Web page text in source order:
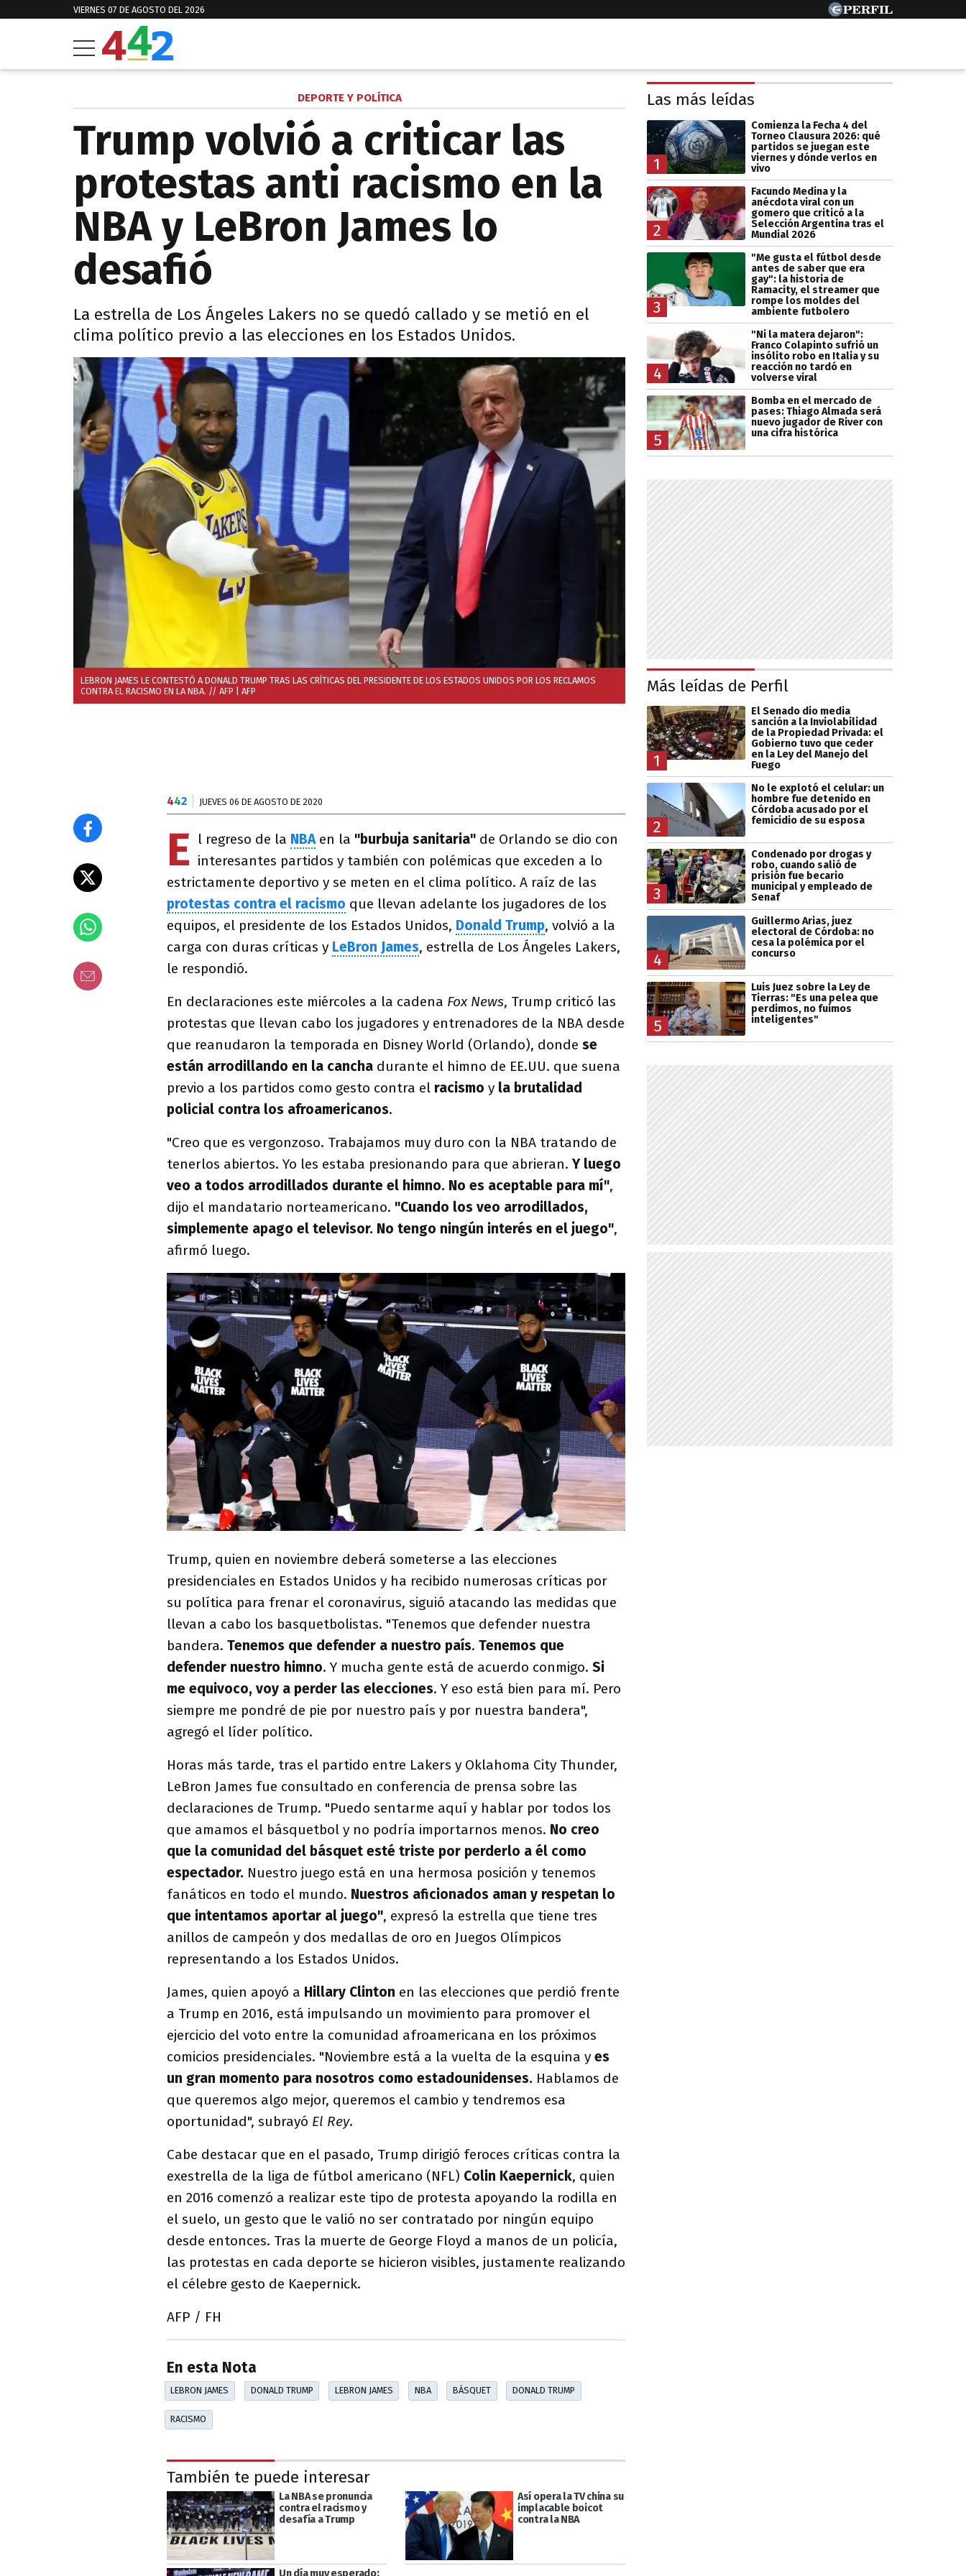
VIERNES 07 DE AGOSTO DEL 2026
DEPORTE Y POLÍTICA
Trump volvió a criticar las
protestas anti racismo en la
NBA y LeBron James lo
desafió
La estrella de Los Ángeles Lakers no se quedó callado y se metió en el
clima político previo a las elecciones en los Estados Unidos.
LEBRON JAMES LE CONTESTÓ A DONALD TRUMP TRAS LAS CRÍTICAS DEL PRESIDENTE DE LOS ESTADOS UNIDOS POR LOS RECLAMOS
CONTRA EL RACISMO EN LA NBA. // AFP | AFP
442 JUEVES 06 DE AGOSTO DE 2020
E l regreso de la NBA en la "burbuja sanitaria" de Orlando se dio con
interesantes partidos y también con polémicas que exceden a lo
estrictamente deportivo y se meten en el clima político. A raíz de las
protestas contra el racismo que llevan adelante los jugadores de los
equipos, el presidente de los Estados Unidos, Donald Trump, volvió a la
carga con duras críticas y LeBron James, estrella de Los Ángeles Lakers,
le respondió.
En declaraciones este miércoles a la cadena Fox News, Trump criticó las
protestas que llevan cabo los jugadores y entrenadores de la NBA desde
que reanudaron la temporada en Disney World (Orlando), donde se
están arrodillando en la cancha durante el himno de EE.UU. que suena
previo a los partidos como gesto contra el racismo y la brutalidad
policial contra los afroamericanos.
"Creo que es vergonzoso. Trabajamos muy duro con la NBA tratando de
tenerlos abiertos. Yo les estaba presionando para que abrieran. Y luego
veo a todos arrodillados durante el himno. No es aceptable para mí",
dijo el mandatario norteamericano. "Cuando los veo arrodillados,
simplemente apago el televisor. No tengo ningún interés en el juego",
afirmó luego.
Trump, quien en noviembre deberá someterse a las elecciones
presidenciales en Estados Unidos y ha recibido numerosas críticas por
su política para frenar el coronavirus, siguió atacando las medidas que
llevan a cabo los basquetbolistas. "Tenemos que defender nuestra
bandera. Tenemos que defender a nuestro país. Tenemos que
defender nuestro himno. Y mucha gente está de acuerdo conmigo. Si
me equivoco, voy a perder las elecciones. Y eso está bien para mí. Pero
siempre me pondré de pie por nuestro país y por nuestra bandera",
agregó el líder político.
Horas más tarde, tras el partido entre Lakers y Oklahoma City Thunder,
LeBron James fue consultado en conferencia de prensa sobre las
declaraciones de Trump. "Puedo sentarme aquí y hablar por todos los
que amamos el básquetbol y no podría importarnos menos. No creo
que la comunidad del básquet esté triste por perderlo a él como
espectador. Nuestro juego está en una hermosa posición y tenemos
fanáticos en todo el mundo. Nuestros aficionados aman y respetan lo
que intentamos aportar al juego", expresó la estrella que tiene tres
anillos de campeón y dos medallas de oro en Juegos Olímpicos
representando a los Estados Unidos.
James, quien apoyó a Hillary Clinton en las elecciones que perdió frente
a Trump en 2016, está impulsando un movimiento para promover el
ejercicio del voto entre la comunidad afroamericana en los próximos
comicios presidenciales. "Noviembre está a la vuelta de la esquina y es
un gran momento para nosotros como estadounidenses. Hablamos de
que queremos algo mejor, queremos el cambio y tendremos esa
oportunidad", subrayó El Rey.
Cabe destacar que en el pasado, Trump dirigió feroces críticas contra la
exestrella de la liga de fútbol americano (NFL) Colin Kaepernick, quien
en 2016 comenzó a realizar este tipo de protesta apoyando la rodilla en
el suelo, un gesto que le valió no ser contratado por ningún equipo
desde entonces. Tras la muerte de George Floyd a manos de un policía,
las protestas en cada deporte se hicieron visibles, justamente realizando
el célebre gesto de Kaepernick.
AFP / FH
En esta Nota
LEBRON JAMES DONALD TRUMP LEBRON JAMES NBA BÁSQUET DONALD TRUMP
RACISMO
También te puede interesar
La NBA se pronuncia
contra el racismo y
desafía a Trump
Así opera la TV china su
implacable boicot
contra la NBA
Un día muy esperado:
Las más leídas
1
Comienza la Fecha 4 del
Torneo Clausura 2026: qué
partidos se juegan este
viernes y dónde verlos en
vivo
2
Facundo Medina y la
anécdota viral con un
gomero que criticó a la
Selección Argentina tras el
Mundial 2026
3
"Me gusta el fútbol desde
antes de saber que era
gay": la historia de
Ramacity, el streamer que
rompe los moldes del
ambiente futbolero
4
"Ni la matera dejaron":
Franco Colapinto sufrió un
insólito robo en Italia y su
reacción no tardó en
volverse viral
5
Bomba en el mercado de
pases: Thiago Almada será
nuevo jugador de River con
una cifra histórica
Más leídas de Perfil
1
El Senado dio media
sanción a la Inviolabilidad
de la Propiedad Privada: el
Gobierno tuvo que ceder
en la Ley del Manejo del
Fuego
2
No le explotó el celular: un
hombre fue detenido en
Córdoba acusado por el
femicidio de su esposa
3
Condenado por drogas y
robo, cuando salió de
prisión fue becario
municipal y empleado de
Senaf
4
Guillermo Arias, juez
electoral de Córdoba: no
cesa la polémica por el
concurso
5
Luis Juez sobre la Ley de
Tierras: "Es una pelea que
perdimos, no fuimos
inteligentes"